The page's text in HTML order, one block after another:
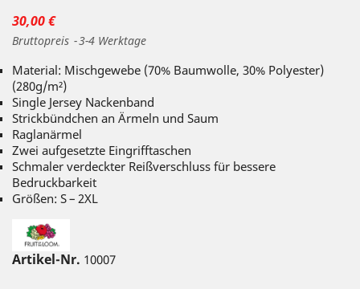
30,00 €
Bruttopreis 3-4 Werktage
Material: Mischgewebe (70% Baumwolle, 30% Polyester)
(280g/m²)
Single Jersey Nackenband
Strickbündchen an Ärmeln und Saum
Raglanärmel
Zwei aufgesetzte Eingrifftaschen
Schmaler verdeckter Reißverschluss für bessere
Bedruckbarkeit
Größen: S – 2XL
Artikel-Nr. 10007